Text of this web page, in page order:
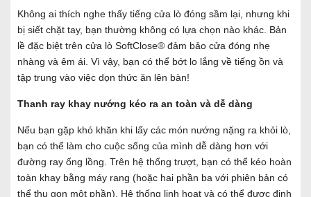
Không ai thích nghe thấy tiếng cửa lò đóng sầm lại, nhưng khi
bị siết chặt tay, bạn thường không có lựa chọn nào khác. Bản
lề đặc biệt trên cửa lò SoftClose® đảm bảo cửa đóng nhẹ
nhàng và êm ái. Vì vậy, bạn có thể bớt lo lắng về tiếng ồn và
tập trung vào việc dọn thức ăn lên bàn!
Thanh ray khay nướng kéo ra an toàn và dễ dàng
Nếu bạn gặp khó khăn khi lấy các món nướng nặng ra khỏi lò,
bạn có thể làm cho cuộc sống của mình dễ dàng hơn với
đường ray ống lồng. Trên hệ thống trượt, bạn có thể kéo hoàn
toàn khay bằng máy rang (hoặc hai phần ba với phiên bản có
thể thu gọn một phần). Hệ thống linh hoạt và có thể được định